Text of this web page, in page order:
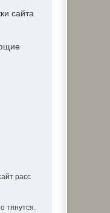
сайта
расс
тянутся.